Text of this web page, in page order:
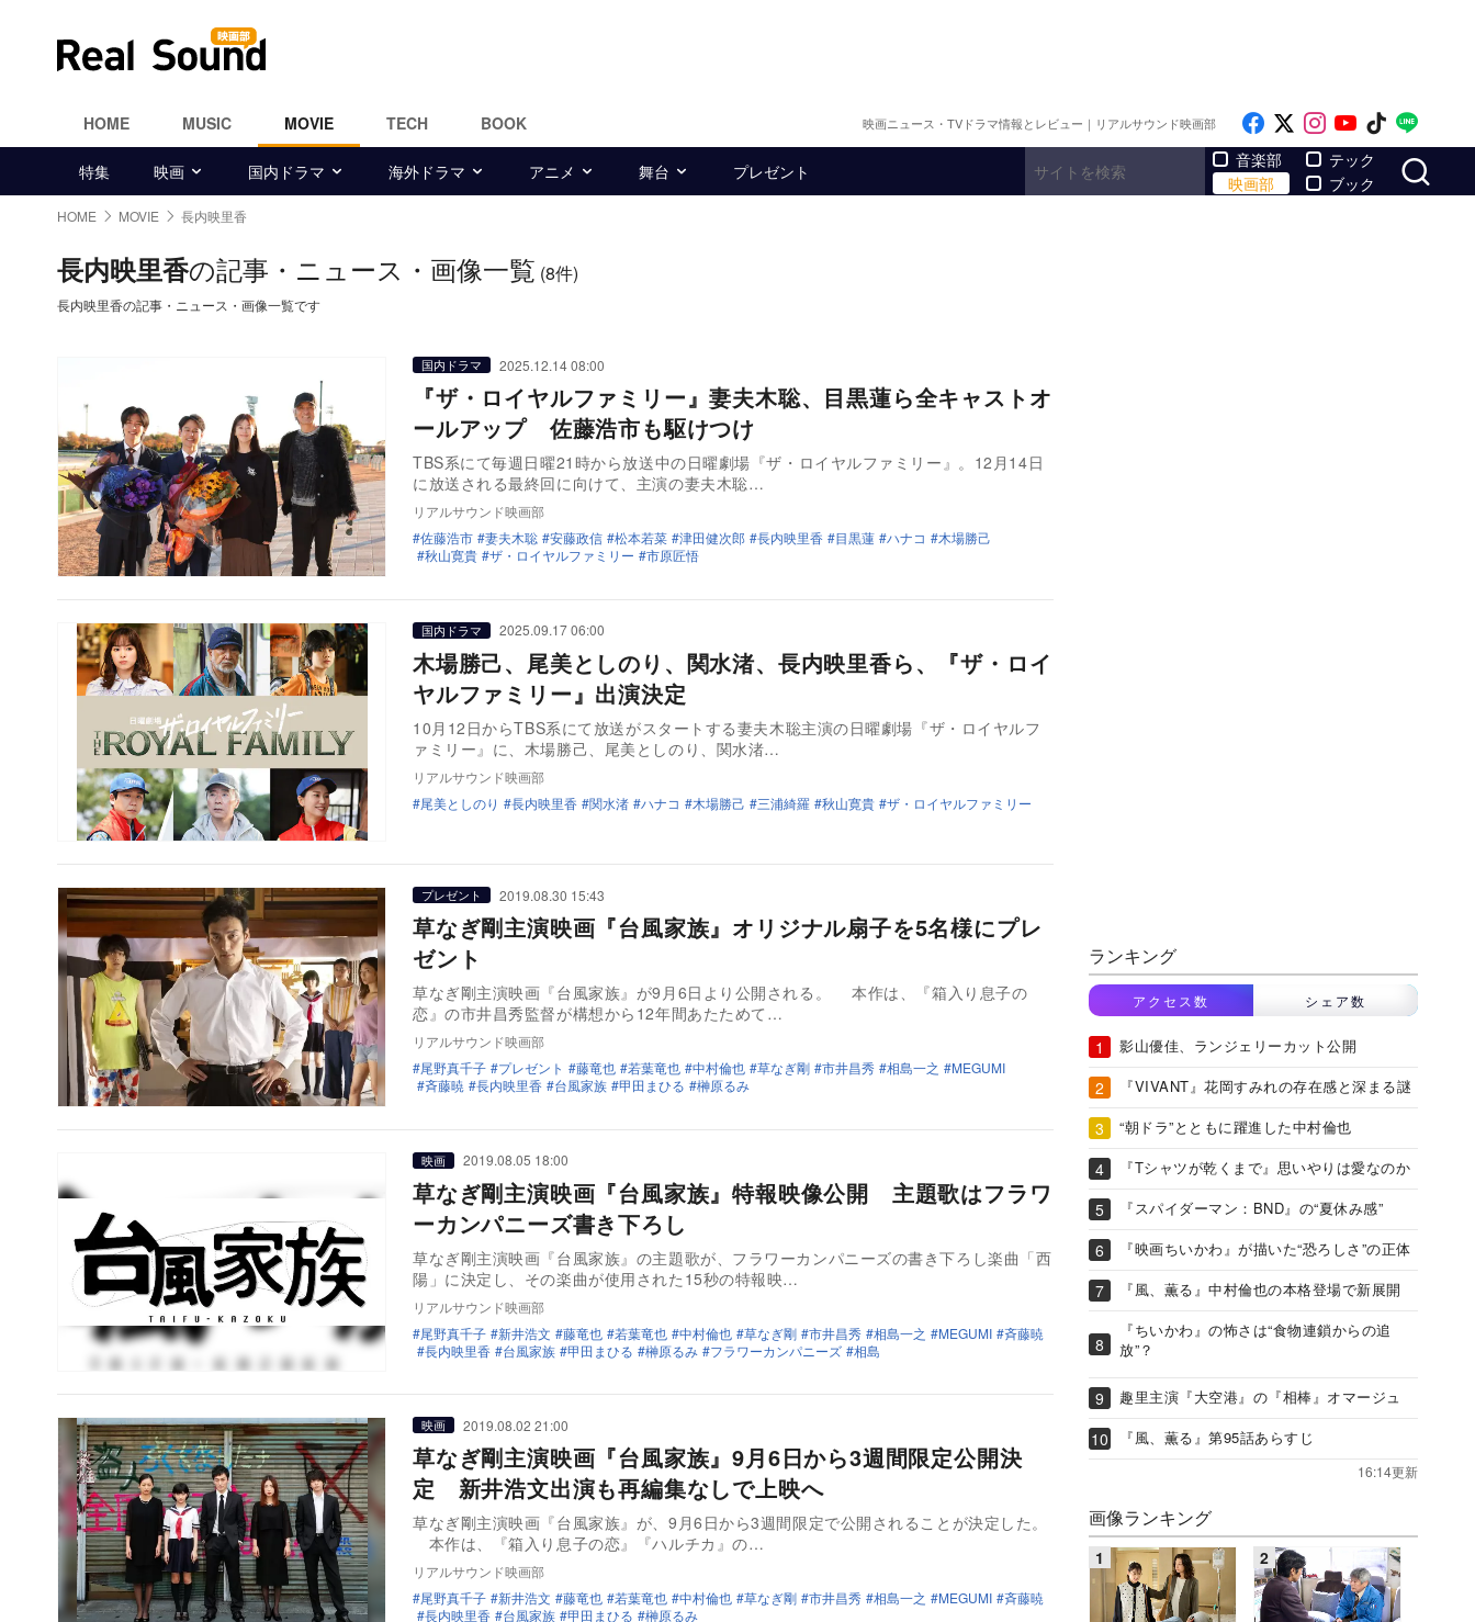
HOME MUSIC MOVIE TECH BOOK 映画ニュース・TVドラマ情報とレビュー｜リアルサウンド映画部 Like on Facebook
Follow on x
Follow on
Follow on
Follow
特集 映画 国内ドラマ 海外ドラマ アニメ 舞台 プレゼント
音楽部
映画部
テック
ブック
HOME MOVIE 長内映里香
長内映里香の記事・ニュース・画像一覧 (8件)
長内映里香の記事・ニュース・画像一覧です
国内ドラマ 2025.12.14 08:00
『ザ・ロイヤルファミリー』妻夫木聡、目黒蓮ら全キャストオ
ールアップ 佐藤浩市も駆けつけ
TBS系にて毎週日曜21時から放送中の日曜劇場『ザ・ロイヤルファミリー』。12月14日
に放送される最終回に向けて、主演の妻夫木聡…
リアルサウンド映画部
佐藤浩市
妻夫木聡 安藤政信 松本若菜 津田健次郎 長内映里香 目黒蓮 ハナコ
木場勝己
秋山寛貴
ザ・ロイヤルファミリー 市原匠悟
国内ドラマ 2025.09.17 06:00
木場勝己、尾美としのり、関水渚、長内映里香ら、『ザ・ロイ
ヤルファミリー』出演決定
10月12日からTBS系にて放送がスタートする妻夫木聡主演の日曜劇場『ザ・ロイヤルフ
ァミリー』に、木場勝己、尾美としのり、関水渚…
リアルサウンド映画部
尾美としのり
長内映里香 関水渚 ハナコ 木場勝己 三浦綺羅 秋山寛貴 ザ・ロイヤルファミリー
プレゼント 2019.08.30 15:43
草なぎ剛主演映画『台風家族』オリジナル扇子を5名様にプレ
ゼント
草なぎ剛主演映画『台風家族』が9月6日より公開される。 本作は、『箱入り息子の
恋』の市井昌秀監督が構想から12年間あたためて…
リアルサウンド映画部
尾野真千子
プレゼント 藤竜也 若葉竜也 中村倫也 草なぎ剛 市井昌秀 相島一之
MEGUMI
斉藤暁
長内映里香 台風家族 甲田まひる 榊原るみ
映画 2019.08.05 18:00
草なぎ剛主演映画『台風家族』特報映像公開 主題歌はフラワ
ーカンパニーズ書き下ろし
草なぎ剛主演映画『台風家族』の主題歌が、フラワーカンパニーズの書き下ろし楽曲「西
陽」に決定し、その楽曲が使用された15秒の特報映…
リアルサウンド映画部
尾野真千子
新井浩文 藤竜也 若葉竜也 中村倫也 草なぎ剛 市井昌秀 相島一之 MEGUMI
斉藤暁
長内映里香
台風家族 甲田まひる 榊原るみ フラワーカンパニーズ 相島
映画 2019.08.02 21:00
草なぎ剛主演映画『台風家族』9月6日から3週間限定公開決
定 新井浩文出演も再編集なしで上映へ
草なぎ剛主演映画『台風家族』が、9月6日から3週間限定で公開されることが決定した。
本作は、『箱入り息子の恋』『ハルチカ』の…
リアルサウンド映画部
尾野真千子
新井浩文 藤竜也 若葉竜也 中村倫也 草なぎ剛 市井昌秀 相島一之 MEGUMI
斉藤暁
長内映里香
台風家族 甲田まひる 榊原るみ
ランキング
アクセス数 シェア数
影山優佳、ランジェリーカット公開
『VIVANT』花岡すみれの存在感と深まる謎
“朝ドラ”とともに躍進した中村倫也
『Tシャツが乾くまで』思いやりは愛なのか
『スパイダーマン：BND』の“夏休み感”
『映画ちいかわ』が描いた“恐ろしさ”の正体
『風、薫る』中村倫也の本格登場で新展開
『ちいかわ』の怖さは“食物連鎖からの追
放”？
趣里主演『大空港』の『相棒』オマージュ
『風、薫る』第95話あらすじ
16:14更新
画像ランキング